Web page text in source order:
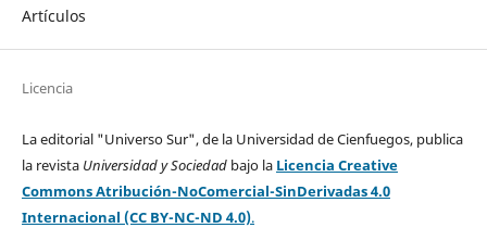
Artículos
Licencia
La editorial "Universo Sur", de la Universidad de Cienfuegos, publica
la revista Universidad y Sociedad bajo la Licencia Creative
Commons Atribución-NoComercial-SinDerivadas 4.0
Internacional (CC BY-NC-ND 4.0).